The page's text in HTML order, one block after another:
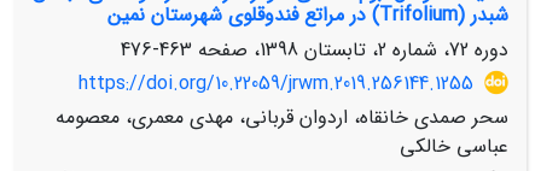
شبدر (Trifolium) در مراتع فندوقلوی شهرستان نمین
دوره 72، شماره 2، تابستان 1398، صفحه
463-476
https://doi.org/10.22059/jrwm.2019.256144.1255
سحر صمدی خانقاه، اردوان قربانی، مهدی معمری، معصومه
عباسی خالکی